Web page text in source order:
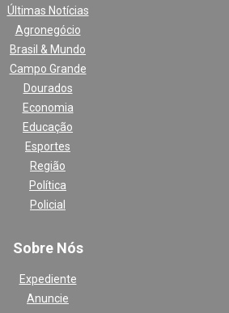
Últimas Notícias
Agronegócio
Brasil & Mundo
Campo Grande
Dourados
Economia
Educação
Esportes
Região
Política
Policial
Sobre Nós
Expediente
Anuncie